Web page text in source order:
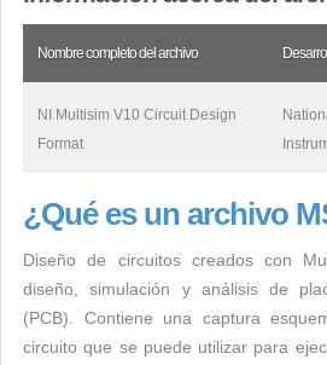
Nombre completo del archivo
NI Multisim V10 Circuit Design
Format
¿Qué es un archivo
Diseño de circuitos creados con
diseño, simulación y análisis de
(PCB). Contiene una captura
circuito que se puede utilizar para